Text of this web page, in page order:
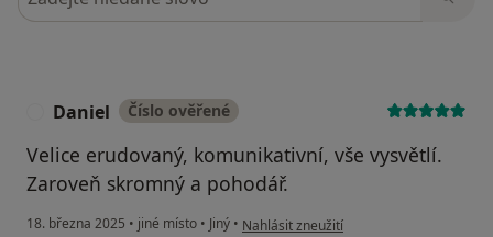
Daniel Číslo ověřené
Velice erudovaný, komunikativní, vše vysvětlí.
Zaroveň skromný a pohodář.
18. března 2025 • jiné místo • Jiný • podle názoru uživatele Daniel
Nahlásit zneužití